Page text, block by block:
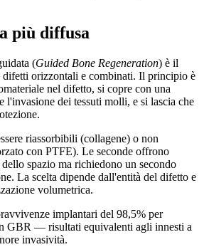
più diffusa
(Guided Bone Regeneration) è il
difetti orizzontali e combinati. Il principio è
nel difetto, si copre con una
l'invasione dei tessuti molli, e si lascia che
riassorbibili (collagene) o non
con PTFE). Le seconde offrono
spazio ma richiedono un secondo
La scelta dipende dall'entità del difetto e
volumetrica.
implantari del 98,5% per
GBR — risultati equivalenti agli innesti a
invasività.